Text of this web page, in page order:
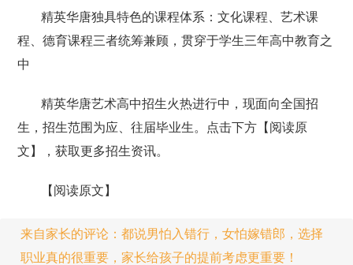
精英华唐独具特色的课程体系：文化课程、艺术课
程、德育课程三者统筹兼顾，贯穿于学生三年高中教育之
中
精英华唐艺术高中招生火热进行中，现面向全国招
生，招生范围为应、往届毕业生。点击下方【阅读原
文】，获取更多招生资讯。
【阅读原文】
来自家长的评论：都说男怕入错行，女怕嫁错郎，选择
职业真的很重要，家长给孩子的提前考虑更重要！